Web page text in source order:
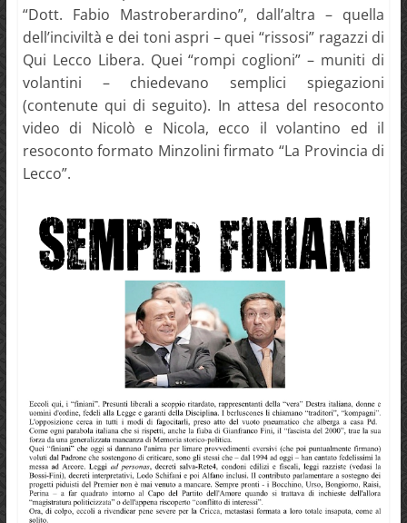
“Dott. Fabio Mastroberardino”, dall’altra – quella
dell’inciviltà e dei toni aspri – quei “rissosi” ragazzi di
Qui Lecco Libera. Quei “rompi coglioni” – muniti di
volantini – chiedevano semplici spiegazioni
(contenute qui di seguito). In attesa del resoconto
video di Nicolò e Nicola, ecco il volantino ed il
resoconto formato Minzolini firmato “La Provincia di
Lecco”.